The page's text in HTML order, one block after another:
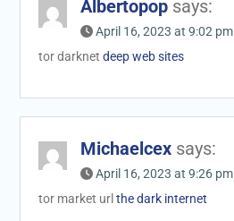
Albertopop says:
April 16, 2023 at 9:02 pm
tor darknet deep web sites
Michaelcex says:
April 16, 2023 at 9:26 pm
tor market url the dark internet